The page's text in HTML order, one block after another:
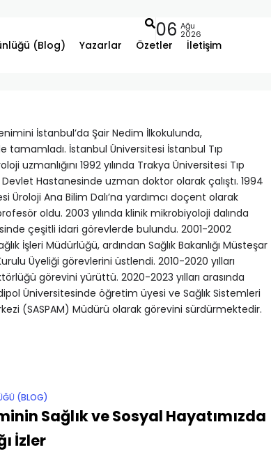
(Blog) Yazarlar Özetler İletişim
06 Ağu
2026
İstanbul’da Şair Nedim İlkokulunda,
İstanbul Üniversitesi İstanbul Tıp
uzmanlığını 1992 yılında Trakya Üniversitesi Tıp
Hastanesinde uzman doktor olarak çalıştı. 1994
Üroloji Ana Bilim Dalı’na yardımcı doçent olarak
oldu. 2003 yılında klinik mikrobiyoloji dalında
çeşitli idari görevlerde bulundu. 2001-2002
İşleri Müdürlüğü, ardından Sağlık Bakanlığı Müsteşar
Üyeliği görevlerini üstlendi. 2010-2020 yılları
görevini yürüttü. 2020-2023 yılları arasında
Üniversitesinde öğretim üyesi ve Sağlık Sistemleri
(SASPAM) Müdürü olarak görevini sürdürmektedir.
(BLOG)
Sağlık ve Sosyal Hayatımızda
İzler